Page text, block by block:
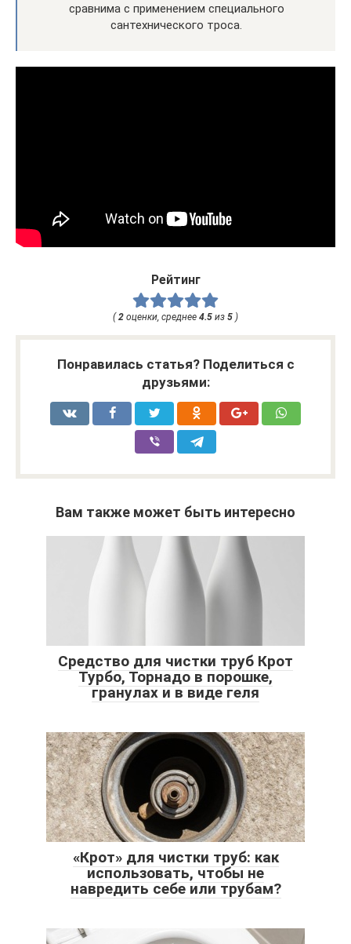
сравнима с применением специального
сантехнического троса.
Рейтинг
(2 оценки, среднее 4.5 из 5 )
Понравилась статья? Поделиться с
друзьями:
Вам также может быть интересно
Средство для чистки труб Крот
Турбо, Торнадо в порошке,
гранулах и в виде геля
«Крот» для чистки труб: как
использовать, чтобы не
навредить себе или трубам?